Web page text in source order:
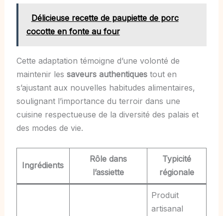
Délicieuse recette de paupiette de porc
cocotte en fonte au four
Cette adaptation témoigne d’une volonté de
maintenir les saveurs authentiquestout en
s’ajustant aux nouvelles habitudes alimentaires,
soulignant l’importance du terroir dans une
cuisine respectueuse de la diversité des palais et
des modes de vie.
Ingrédients
Rôle dans
l’assiette
Typicité
régionale
Produit
artisanal